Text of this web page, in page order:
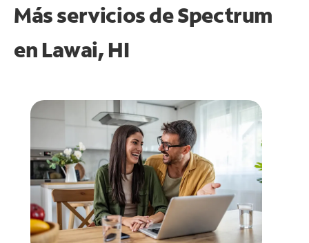
Más servicios de Spectrum
en Lawai, HI